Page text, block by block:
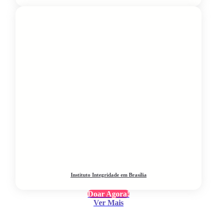
Instituto Integridade em Brasília
Doar Agora!
Ver Mais